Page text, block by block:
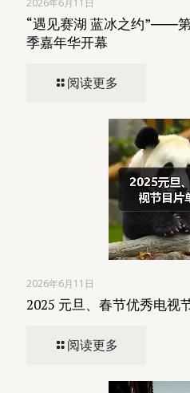
“遇见赛湖 蓝冰之约”――
季嘉年华开幕
阅读更多
2026年6月11日
2025 元旦、春节优秀电视
阅读更多